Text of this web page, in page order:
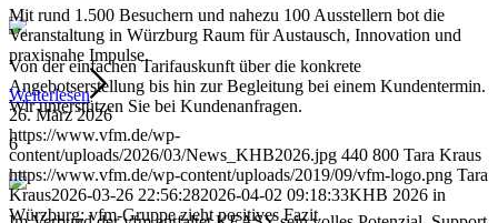
Mit rund 1.500 Besuchern und nahezu 100 Ausstellern bot die
Veranstaltung in Würzburg Raum für Austausch, Innovation und
praxisnahe Impulse.
Weiterlesen
26. März 2026
https://www.vfm.de/wp-
content/uploads/2026/03/News_KHB2026.jpg 440 800 Tara Kraus
https://www.vfm.de/wp-content/uploads/2019/09/vfm-logo.png Tara
Kraus2026-03-26 22:56:282026-04-02 09:18:33KHB 2026 in
Würzburg: vfm-Gruppe zieht positives Fazit
Von der einfachen Tarifauskunft über die konkrete
Angebotserstellung bis hin zur Begleitung bei einem Kundentermin.
Wir unterstützen Sie bei Kundenanfragen.
6